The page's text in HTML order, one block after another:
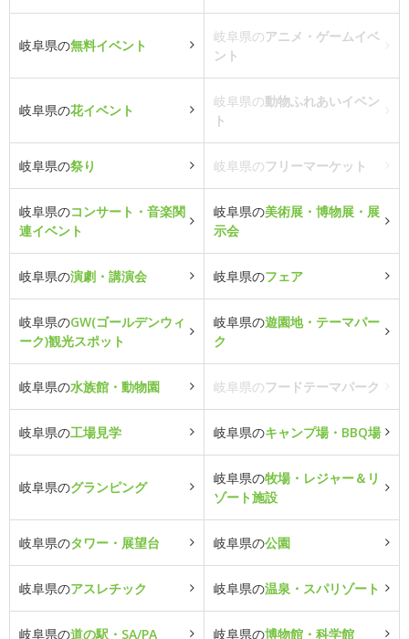
岐阜県の無料イベント
岐阜県のアニメ・ゲームイベ
ント
岐阜県の花イベント
岐阜県の動物ふれあいイベン
ト
岐阜県の祭り 岐阜県のフリーマーケット
岐阜県のコンサート・音楽関
連イベント
岐阜県の美術展・博物展・展
示会
岐阜県の演劇・講演会 岐阜県のフェア
岐阜県のGW(ゴールデンウィ
ーク)観光スポット
岐阜県の遊園地・テーマパー
ク
岐阜県の水族館・動物園 岐阜県のフードテーマパーク
岐阜県の工場見学 岐阜県のキャンプ場・BBQ場
岐阜県のグランピング
岐阜県の牧場・レジャー＆リ
ゾート施設
岐阜県のタワー・展望台 岐阜県の公園
岐阜県のアスレチック 岐阜県の温泉・スパリゾート
岐阜県の道の駅・SA/PA 岐阜県の博物館・科学館